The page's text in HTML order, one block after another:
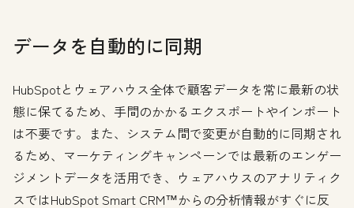
データを自動的に同期
HubSpotとウェアハウス全体で顧客データを常に最新の状
態に保てるため、手間のかかるエクスポートやインポート
は不要です。また、システム間で変更が自動的に同期され
るため、マーケティングキャンペーンでは最新のエンゲー
ジメントデータを活用でき、ウェアハウスのアナリティク
スではHubSpot Smart CRM™からの分析情報がすぐに反